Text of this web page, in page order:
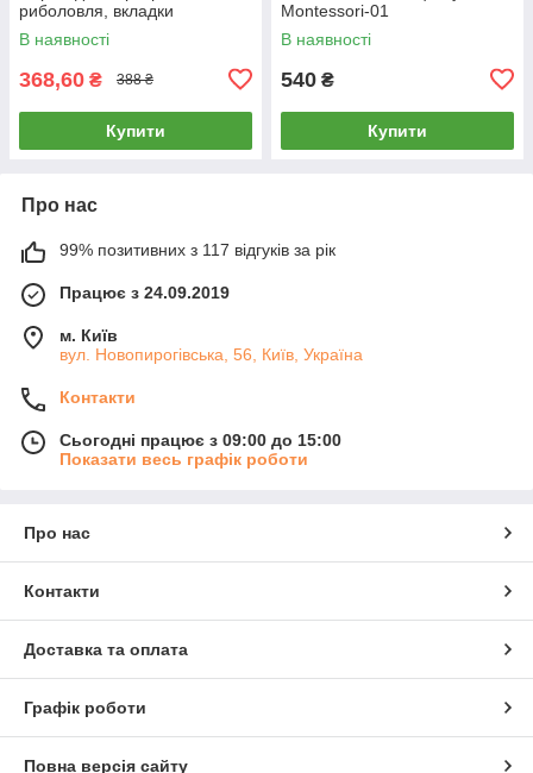
риболовля, вкладки
В наявності
368,60 ₴ 388 ₴
Купити
Montessori-01
В наявності
540 ₴
Купити
Про нас
99% позитивних з 117 відгуків за рік
Працює з 24.09.2019
м. Київ
вул. Новопирогівська, 56, Київ, Україна
Контакти
Сьогодні працює з 09:00 до 15:00
Показати весь графік роботи
Про нас
Контакти
Доставка та оплата
Графік роботи
Повна версія сайту